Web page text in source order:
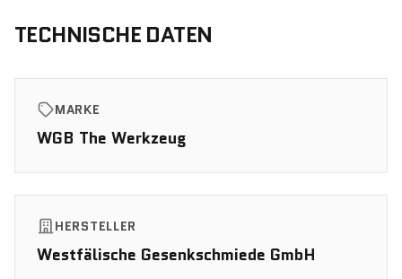
TECHNISCHE DATEN
MARKE
WGB The Werkzeug
HERSTELLER
Westfälische Gesenkschmiede GmbH